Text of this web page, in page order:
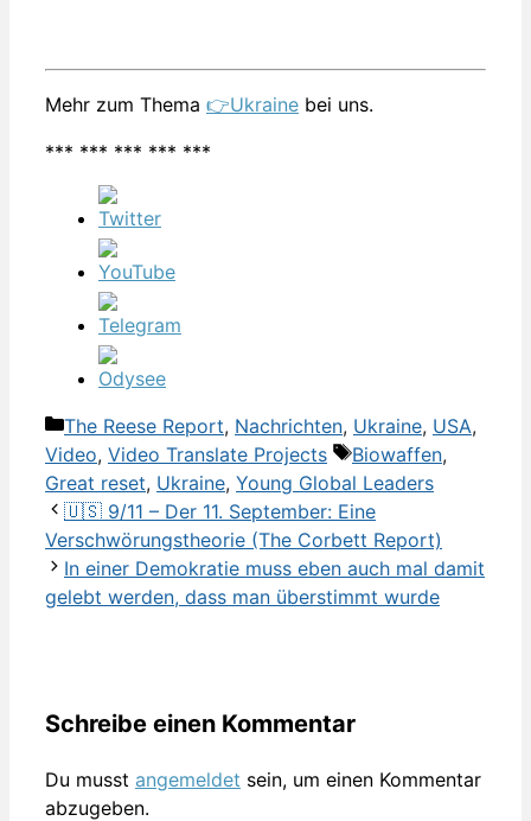
Mehr zum Thema 👉Ukraine bei uns.
*** *** *** *** ***
Kategorien
The Reese Report, Nachrichten, Ukraine, USA,
Video, Video Translate Projects Schlagwörter
Biowaffen,
Great reset, Ukraine, Young Global Leaders
🇺🇸 9/11 – Der 11. September: Eine
Verschwörungstheorie (The Corbett Report)
In einer Demokratie muss eben auch mal damit
gelebt werden, dass man überstimmt wurde
Schreibe einen Kommentar
Du musst angemeldet sein, um einen Kommentar
abzugeben.